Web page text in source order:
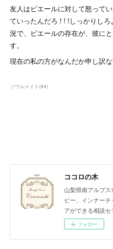
友人はピエールに対して怒って
ていったんだろ ! ! !しっかりし
況で、ピエールの存在が、彼に
す。
現在の私の方がなんだか申し訳
ソウルメイト(44)
ココロの木
山梨県南アルプ
ピー、インナー
アができる相談セ
フォロー